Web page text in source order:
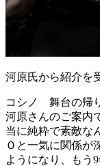
河原氏から紹介を
コシノ
舞台の帰
河原さんのご案内
当に純粋で素敵な
Ｏと一気に関係が
ようになり、もう9